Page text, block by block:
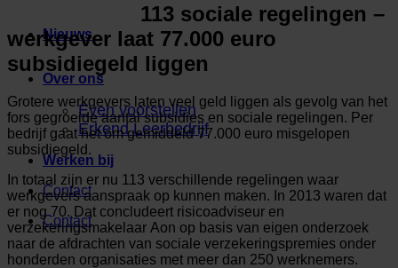
Nieuws
Over ons
Even voorstellen
Erkend Leerbedrijf
Werken bij
Contact
Contact
113 sociale regelingen –
werkgever laat 77.000 euro
subsidiegeld liggen
Grotere werkgevers laten veel geld liggen als gevolg van het
fors gegroeide aantal subsidies en sociale regelingen. Per
bedrijf gaat het om gemiddeld 77.000 euro misgelopen
subsidiegeld.
In totaal zijn er nu 113 verschillende regelingen waar
werkgevers aanspraak op kunnen maken. In 2013 waren dat
er nog 70. Dat concludeert risicoadviseur en
verzekeringsmakelaar Aon op basis van eigen onderzoek
naar de afdrachten van sociale verzekeringspremies onder
honderden organisaties met meer dan 250 werknemers.